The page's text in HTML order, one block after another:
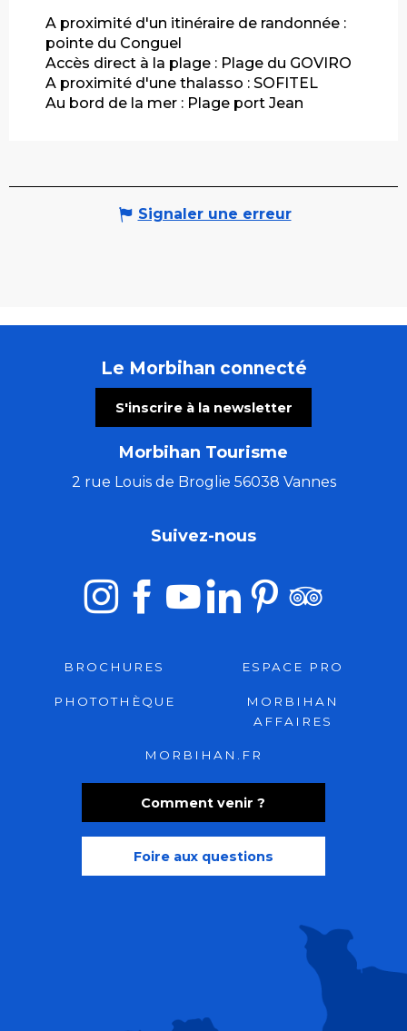
A proximité d'un itinéraire de randonnée :
pointe du Conguel
Accès direct à la plage : Plage du GOVIRO
A proximité d'une thalasso : SOFITEL
Au bord de la mer : Plage port Jean
Signaler une erreur
Le Morbihan connecté
S'inscrire à la newsletter
Morbihan Tourisme
2 rue Louis de Broglie 56038 Vannes
Comment venir ?
Foire aux questions
Suivez-nous
BROCHURES ESPACE PRO
PHOTOTHÈQUE
MORBIHAN
AFFAIRES
MORBIHAN.FR